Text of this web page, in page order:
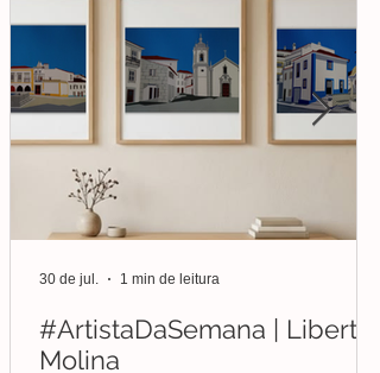
#ArtistaDaSemana | Liberto
Molina
30 de jul. 1 min de leitura